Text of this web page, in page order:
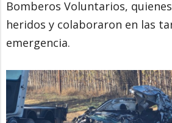
Bomberos Voluntarios,
heridos y colaboraron en las
emergencia.